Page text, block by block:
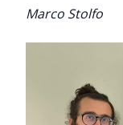
Marco Stolfo